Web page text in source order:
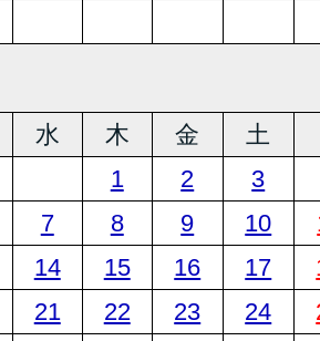
水 木 金 土
1
2
3
7 8 9 10
14 15 16 17
21 22 23 24